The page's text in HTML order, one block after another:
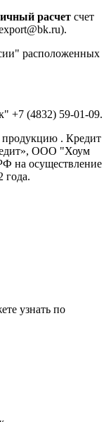
расчет счет
расположенных
+7 (4832) 59-01-09.
. Кредит
ООО "Хоум
на осуществление
года.
узнать по